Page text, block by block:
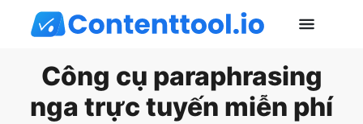
Công cụ paraphrasing
nga trực tuyến miễn phí